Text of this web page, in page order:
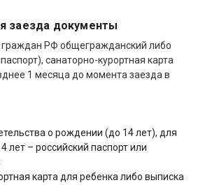
заезда документы
граждан РФ общегражданский либо
санаторно-курортная карта
1 месяца до момента заезда в
о рождении (до 14 лет), для
лет – российский паспорт или
карта для ребенка либо выписка